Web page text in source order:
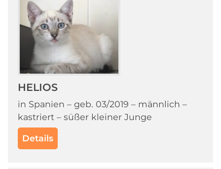
HELIOS
in Spanien – geb. 03/2019 – männlich –
kastriert – süßer kleiner Junge
Details